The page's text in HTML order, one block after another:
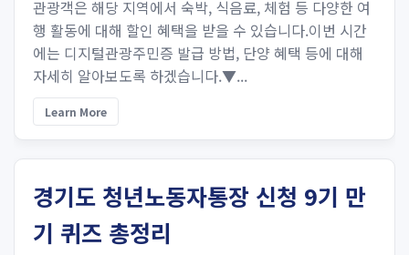
관광객은 해당 지역에서 숙박, 식음료, 체험 등 다양한 여
행 활동에 대해 할인 혜택을 받을 수 있습니다.이번 시간
에는 디지털관광주민증 발급 방법, 단양 혜택 등에 대해
자세히 알아보도록 하겠습니다.▼...
Learn More
경기도 청년노동자통장 신청 9기 만
기 퀴즈 총정리